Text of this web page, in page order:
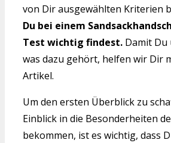
von Dir ausgewählten Kriterien
Du bei einem
Test wichtig findest. Damit
was dazu gehört, helfen wir Dir
Artikel.
Um den ersten Überblick zu
Einblick in die Besonderheiten
bekommen, ist es wichtig, dass